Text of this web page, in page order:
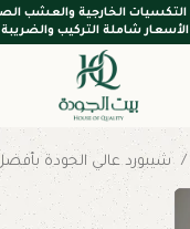
الأسعار شاملة التركيب والضريبة
شيبورد عالي الجودة بأفضل الأسعار